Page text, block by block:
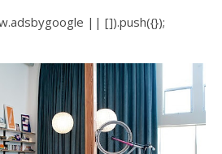
|| []).push({});